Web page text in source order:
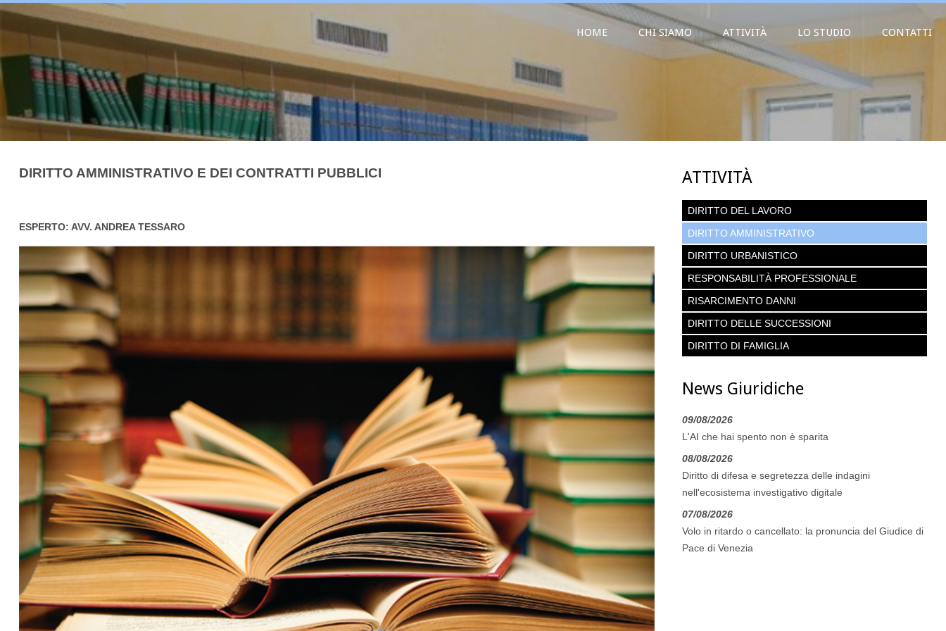
HOME CHI SIAMO ATTIVITÀ LO STUDIO CONTATTI
DIRITTO AMMINISTRATIVO E DEI CONTRATTI PUBBLICI
ESPERTO: AVV. ANDREA TESSARO
ATTIVITÀ
DIRITTO DEL LAVORO
DIRITTO AMMINISTRATIVO
DIRITTO URBANISTICO
RESPONSABILITÀ PROFESSIONALE
RISARCIMENTO DANNI
DIRITTO DELLE SUCCESSIONI
DIRITTO DI FAMIGLIA
News Giuridiche
09/08/2026
L'AI che hai spento non è sparita
08/08/2026
Diritto di difesa e segretezza delle indagini
nell'ecosistema investigativo digitale
07/08/2026
Volo in ritardo o cancellato: la pronuncia del Giudice di
Pace di Venezia